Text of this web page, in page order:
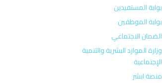
بوابة المستفيدين
بوابة الموظفين
الضمان الاجتماعي
وزارة الموارد البشرية والتنمية
الإجتماعية
منصة ابشر